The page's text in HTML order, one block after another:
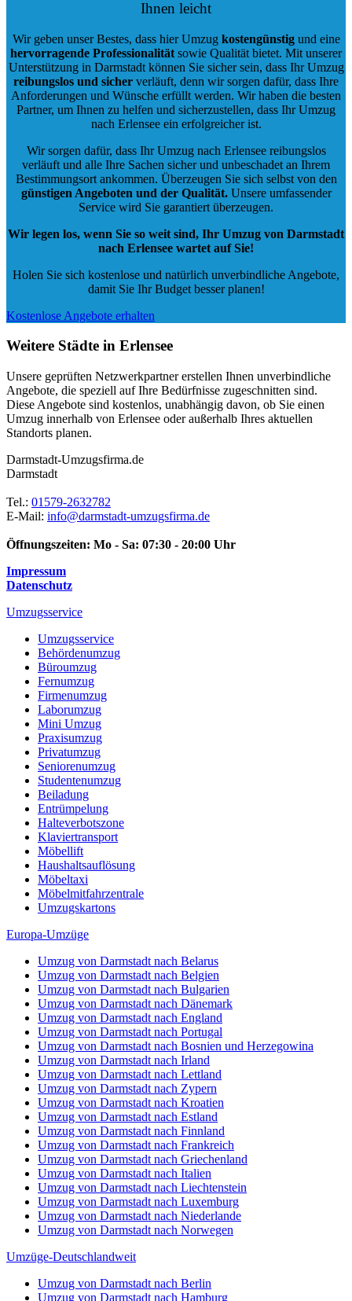
Ihnen leicht
Wir geben unser Bestes, dass hier Umzug kostengünstigund eine
hervorragende Professionalität sowie Qualität bietet. Mit unserer
Unterstützung in Darmstadt können Sie sicher sein, dass Ihr Umzug
reibungslos und sicher verläuft, denn wir sorgen dafür, dass Ihre
Anforderungen und Wünsche erfüllt werden. Wir haben die besten
Partner, um Ihnen zu helfen und sicherzustellen, dass Ihr Umzug
nach Erlensee ein erfolgreicher ist.
Wir sorgen dafür, dass Ihr Umzug nach Erlensee reibungslos
verläuft und alle Ihre Sachen sicher und unbeschadet an Ihrem
Bestimmungsort ankommen. Überzeugen Sie sich selbst von den
günstigen Angeboten und der Qualität.Unsere umfassender
Service wird Sie garantiert überzeugen.
Wir legen los, wenn Sie so weit sind, Ihr Umzug von Darmstadt
nach Erlensee wartet auf Sie!
Holen Sie sich kostenlose und natürlich unverbindliche Angebote,
damit Sie Ihr Budget besser planen!
Kostenlose Angebote erhalten
Weitere Städte in Erlensee
Unsere geprüften Netzwerkpartner erstellen Ihnen unverbindliche
Angebote, die speziell auf Ihre Bedürfnisse zugeschnitten sind.
Diese Angebote sind kostenlos, unabhängig davon, ob Sie einen
Umzug innerhalb von Erlensee oder außerhalb Ihres aktuellen
Standorts planen.
Darmstadt-Umzugsfirma.de
Darmstadt
Tel.: 01579-2632782
E-Mail: info@darmstadt-umzugsfirma.de
Öffnungszeiten: Mo - Sa: 07:30 - 20:00 Uhr
Impressum
Datenschutz
Umzugsservice
Umzugsservice
Behördenumzug
Büroumzug
Fernumzug
Firmenumzug
Laborumzug
Mini Umzug
Praxisumzug
Privatumzug
Seniorenumzug
Studentenumzug
Beiladung
Entrümpelung
Halteverbotszone
Klaviertransport
Möbellift
Haushaltsauflösung
Möbeltaxi
Möbelmitfahrzentrale
Umzugskartons
Europa-Umzüge
Umzug von Darmstadt nach Belarus
Umzug von Darmstadt nach Belgien
Umzug von Darmstadt nach Bulgarien
Umzug von Darmstadt nach Dänemark
Umzug von Darmstadt nach England
Umzug von Darmstadt nach Portugal
Umzug von Darmstadt nach Bosnien und Herzegowina
Umzug von Darmstadt nach Irland
Umzug von Darmstadt nach Lettland
Umzug von Darmstadt nach Zypern
Umzug von Darmstadt nach Kroatien
Umzug von Darmstadt nach Estland
Umzug von Darmstadt nach Finnland
Umzug von Darmstadt nach Frankreich
Umzug von Darmstadt nach Griechenland
Umzug von Darmstadt nach Italien
Umzug von Darmstadt nach Liechtenstein
Umzug von Darmstadt nach Luxemburg
Umzug von Darmstadt nach Niederlande
Umzug von Darmstadt nach Norwegen
Umzüge-Deutschlandweit
Umzug von Darmstadt nach Berlin
Umzug von Darmstadt nach Hamburg